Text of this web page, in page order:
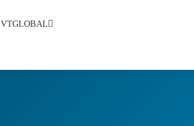
VTGLOBAL